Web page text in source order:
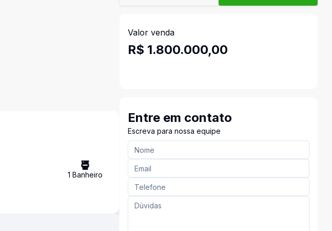
1 Banheiro
Valor venda
R$ 1.800.000,00
Entre em contato
Escreva para nossa equipe